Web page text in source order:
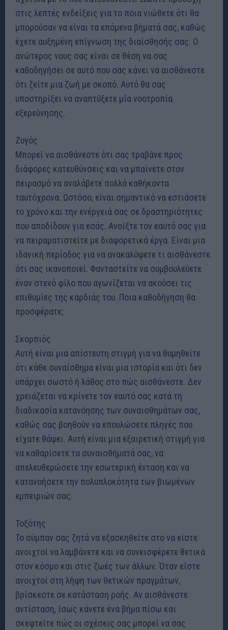
στις λεπτές ενδείξεις για το ποια νιώθετε ότι θα
μπορούσαν να είναι τα επόμενα βήματά σας, καθώς
έχετε αυξημένη επίγνωση της διαίσθησής σας. Ο
ανώτερος νους σας είναι σε θέση να σας
καθοδηγήσει σε αυτό που σας κάνει να αισθάνεστε
ότι ζείτε μια ζωή με σκοπό. Αυτό θα σας
υποστηρίξει να αναπτύξετε μία νοοτροπία
εξερεύνησης.
Ζυγός
Μπορεί να αισθάνεστε ότι σας τραβάνε προς
διάφορες κατευθύνσεις και να μπαίνετε στον
πειρασμό να αναλάβετε πολλά καθήκοντα
ταυτόχρονα. Ωστόσο, είναι σημαντικό να εστιάσετε
το χρόνο και την ενέργειά σας σε δραστηριότητες
που αποδίδουν για εσάς. Ανοίξτε τον εαυτό σας για
να πειραματιστείτε με διαφορετικά έργα. Είναι μια
ιδανική περίοδος για να ανακαλύψετε τι αισθάνεστε
ότι σας ικανοποιεί. Φανταστείτε να συμβουλεύετε
έναν στενό φίλο που αγωνίζεται να ακούσει τις
επιθυμίες της καρδιάς του. Ποια καθοδήγηση θα
προσφέρατε;
Σκορπιός
Αυτή είναι μια απίστευτη στιγμή για να θυμηθείτε
ότι κάθε συναίσθημα είναι μια ιστορία και ότι δεν
υπάρχει σωστό ή λάθος στο πώς αισθάνεστε. Δεν
χρειάζεται να κρίνετε τον εαυτό σας κατά τη
διαδικασία κατανόησης των συναισθημάτων σας,
καθώς σας βοηθούν να επουλώσετε πληγές που
είχατε θάψει. Αυτή είναι μια εξαιρετική στιγμή για
να καθαρίσετε τα συναισθήματά σας, να
απελευθερώσετε την εσωτερική ένταση και να
κατανοήσετε την πολυπλοκότητα των βιωμένων
εμπειριών σας.
Τοξότης
Το σύμπαν σας ζητά να εξασκηθείτε στο να είστε
ανοιχτοί να λαμβάνετε και να συνεισφέρετε θετικά
στον κόσμο και στις ζωές των άλλων. Όταν είστε
ανοιχτοί στη λήψη των θετικών πραγμάτων,
βρίσκεστε σε κατάσταση ροής. Αν αισθάνεστε
αντίσταση, ίσως κάνετε ένα βήμα πίσω και
σκεφτείτε πώς οι σχέσεις σας μπορεί να σας